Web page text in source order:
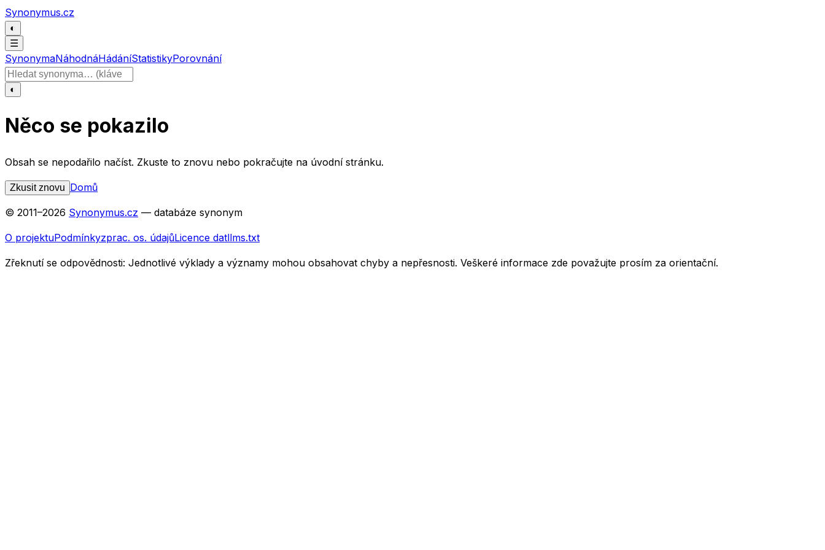
Přeskočit na obsah
Synonymus.cz
◐
☰
SynonymaNáhodnáHádáníStatistikyPorovnání
Hledat slovo
◐
Něco se pokazilo
Obsah se nepodařilo načíst. Zkuste to znovu nebo pokračujte na úvodní stránku.
Zkusit znovu Domů
© 2011–2026 Synonymus.cz — databáze synonym
O projektuPodmínkyzprac. os. údajůLicence datllms.txt
Zřeknutí se odpovědnosti: Jednotlivé výklady a významy mohou obsahovat chyby a nepřesnosti. Veškeré informace zde považujte prosím za orientační.